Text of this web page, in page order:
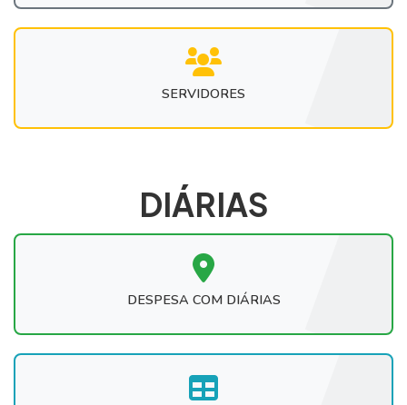
SERVIDORES
DIÁRIAS
DESPESA COM DIÁRIAS